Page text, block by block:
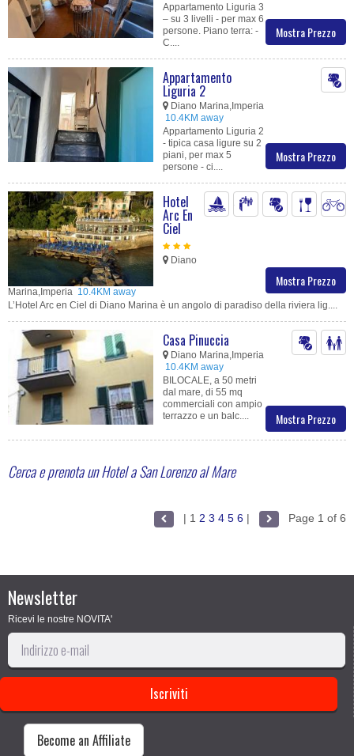
Mostra Prezzo
Appartamento Liguria 3
– su 3 livelli - per max 6
persone. Piano terra: -
C....
Mostra Prezzo
Appartamento
Liguria 2
Diano Marina,Imperia
10.4KM away
Appartamento Liguria 2
- tipica casa ligure su 2
piani, per max 5
persone - ci....
Mostra Prezzo
Hotel
Arc En
Ciel
Diano
Marina,Imperia 10.4KM away
L’Hotel Arc en Ciel di Diano Marina è un angolo di paradiso della riviera lig....
Mostra Prezzo
Casa Pinuccia
Diano Marina,Imperia
10.4KM away
BILOCALE, a 50 metri
dal mare, di 55 mq
commerciali con ampio
terrazzo e un balc....
Cerca e prenota un Hotel a San Lorenzo al Mare
| 1 2 3 4 5 6 | Page 1 of 6
Newsletter
Ricevi le nostre NOVITA'
Become an Affiliate